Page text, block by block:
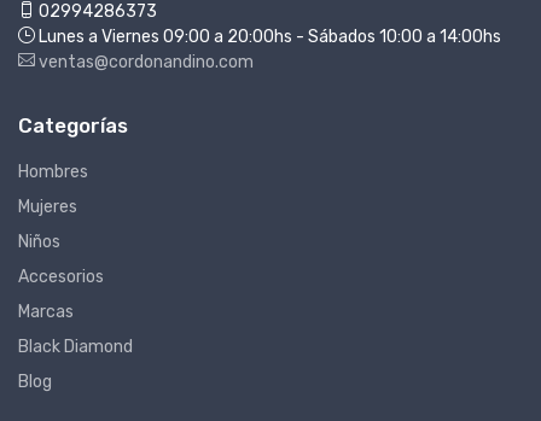
02994286373
Lunes a Viernes 09:00 a 20:00hs - Sábados 10:00 a 14:00hs
ventas@cordonandino.com
Categorías
Hombres
Mujeres
Niños
Accesorios
Marcas
Black Diamond
Blog